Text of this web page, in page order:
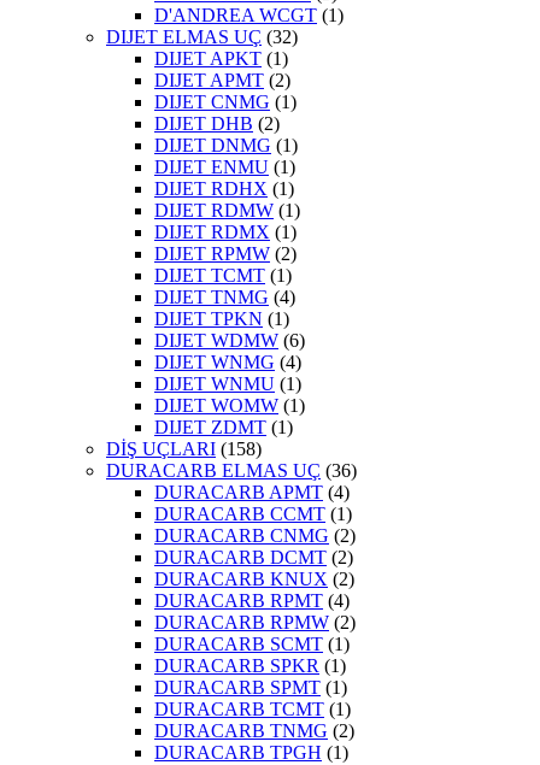
D'ANDREA WCGT (1)
DIJET ELMAS UÇ (32)
DIJET APKT (1)
DIJET APMT (2)
DIJET CNMG (1)
DIJET DHB (2)
DIJET DNMG (1)
DIJET ENMU (1)
DIJET RDHX (1)
DIJET RDMW (1)
DIJET RDMX (1)
DIJET RPMW (2)
DIJET TCMT (1)
DIJET TNMG (4)
DIJET TPKN (1)
DIJET WDMW (6)
DIJET WNMG (4)
DIJET WNMU (1)
DIJET WOMW (1)
DIJET ZDMT (1)
DİŞ UÇLARI (158)
DURACARB ELMAS UÇ (36)
DURACARB APMT (4)
DURACARB CCMT (1)
DURACARB CNMG (2)
DURACARB DCMT (2)
DURACARB KNUX (2)
DURACARB RPMT (4)
DURACARB RPMW (2)
DURACARB SCMT (1)
DURACARB SPKR (1)
DURACARB SPMT (1)
DURACARB TCMT (1)
DURACARB TNMG (2)
DURACARB TPGH (1)